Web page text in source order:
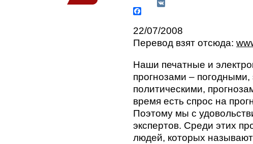
V
K
F
a
c
e
o
o
k
22/07/2008
Перевод взят отсюда:
Наши печатные и
прогнозами –
политическими,
время есть спрос на
Поэтому мы с
экспертов. Среди этих
людей, которых